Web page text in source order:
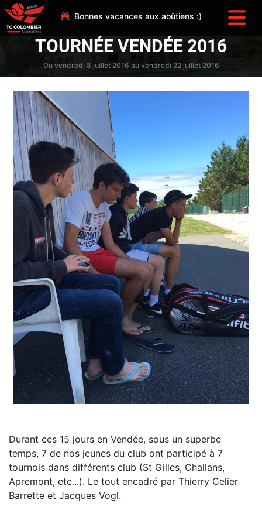
Bonnes vacances aux aoûtiens :)
TOURNÉE VENDÉE 2016
Du vendredi 8 juillet 2016 au vendredi 22 juillet 2016
Durant ces 15 jours en Vendée, sous un superbe
temps, 7 de nos jeunes du club ont participé à 7
tournois dans différents club (St Gilles, Challans,
Apremont, etc...). Le tout encadré par Thierry Celier
Barrette et Jacques Vogl.